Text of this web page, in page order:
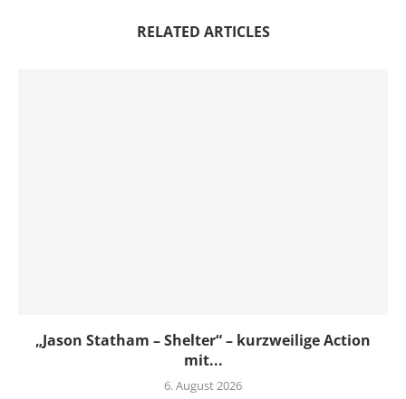
RELATED ARTICLES
„Jason Statham – Shelter“ – kurzweilige Action
mit...
6. August 2026